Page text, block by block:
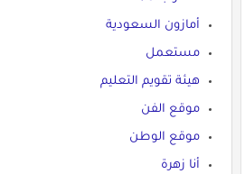
أمازون السعودية
مستعمل
هيئة تقويم التعليم
موقع الفن
موقع الوطن
أنا زهرة